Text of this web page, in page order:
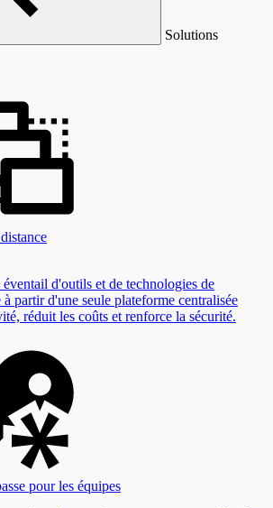
Solutions
d'outils et de technologies de
partir d'une seule plateforme centralisée
réduit les coûts et renforce la sécurité.
pour les équipes